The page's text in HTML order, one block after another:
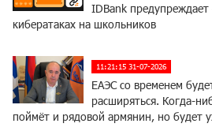
IDBank предупреждает
кибератаках на школьников
11:21:15 31-07-2026
ЕАЭС со временем
расширяться. Когда-
поймёт и рядовой армянин, но будет